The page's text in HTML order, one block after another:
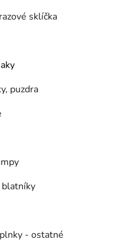
sklíčka
puzdra
blatníky
- ostatné